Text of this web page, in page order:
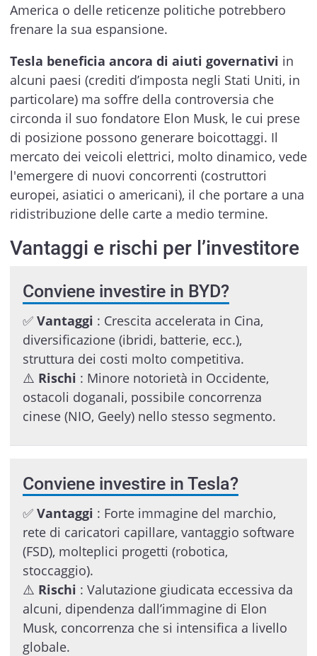
America o delle reticenze politiche potrebbero
frenare la sua espansione.
Tesla beneficia ancora di aiuti governativi in
alcuni paesi (crediti d’imposta negli Stati Uniti, in
particolare) ma soffre della controversia che
circonda il suo fondatore Elon Musk, le cui prese
di posizione possono generare boicottaggi. Il
mercato dei veicoli elettrici, molto dinamico, vede
l'emergere di nuovi concorrenti (costruttori
europei, asiatici o americani), il che portare a una
ridistribuzione delle carte a medio termine.
Vantaggi e rischi per l’investitore
Conviene investire in BYD?
✅ Vantaggi : Crescita accelerata in Cina,
diversificazione (ibridi, batterie, ecc.),
struttura dei costi molto competitiva.
⚠️ Rischi : Minore notorietà in Occidente,
ostacoli doganali, possibile concorrenza
cinese (NIO, Geely) nello stesso segmento.
Conviene investire in Tesla?
✅ Vantaggi : Forte immagine del marchio,
rete di caricatori capillare, vantaggio software
(FSD), molteplici progetti (robotica,
stoccaggio).
⚠️ Rischi : Valutazione giudicata eccessiva da
alcuni, dipendenza dall’immagine di Elon
Musk, concorrenza che si intensifica a livello
globale.